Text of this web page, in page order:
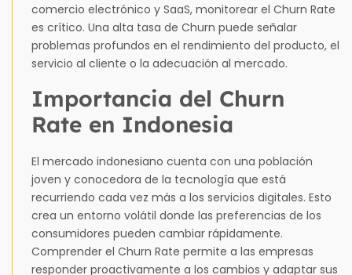
comercio electrónico y SaaS, monitorear el Churn Rate
es crítico. Una alta tasa de Churn puede señalar
problemas profundos en el rendimiento del producto, el
servicio al cliente o la adecuación al mercado.
Importancia del Churn
Rate en Indonesia
El mercado indonesiano cuenta con una población
joven y conocedora de la tecnología que está
recurriendo cada vez más a los servicios digitales. Esto
crea un entorno volátil donde las preferencias de los
consumidores pueden cambiar rápidamente.
Comprender el Churn Rate permite a las empresas
responder proactivamente a los cambios y adaptar sus